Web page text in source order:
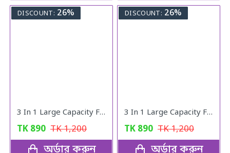
DISCOUNT: 26%
3 In 1 Large Capacity Foldable Travel Bag pink
TK 890 TK1,200
অর্ডার করুন
DISCOUNT: 26%
3 In 1 Large Capacity Foldable Travel Bag
TK 890 TK1,200
অর্ডার করুন